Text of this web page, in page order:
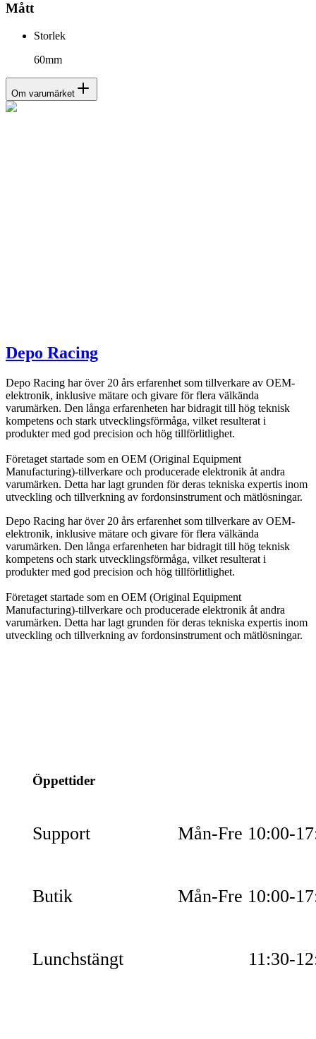
Mått
Storlek
60mm
Om varumärket
Depo Racing
Depo Racing har över 20 års erfarenhet som tillverkare av OEM-
elektronik, inklusive mätare och givare för flera välkända
varumärken. Den långa erfarenheten har bidragit till hög teknisk
kompetens och stark utvecklingsförmåga, vilket resulterat i
produkter med god precision och hög tillförlitlighet.
Företaget startade som en OEM (Original Equipment
Manufacturing)-tillverkare och producerade elektronik åt andra
varumärken. Detta har lagt grunden för deras tekniska expertis inom
utveckling och tillverkning av fordonsinstrument och mätlösningar.
Depo Racing har över 20 års erfarenhet som tillverkare av OEM-
elektronik, inklusive mätare och givare för flera välkända
varumärken. Den långa erfarenheten har bidragit till hög teknisk
kompetens och stark utvecklingsförmåga, vilket resulterat i
produkter med god precision och hög tillförlitlighet.
Företaget startade som en OEM (Original Equipment
Manufacturing)-tillverkare och producerade elektronik åt andra
varumärken. Detta har lagt grunden för deras tekniska expertis inom
utveckling och tillverkning av fordonsinstrument och mätlösningar.
Öppettider
Support Mån-Fre 10:00-
Butik Mån-Fre 10:00-
Lunchstängt 11:30-